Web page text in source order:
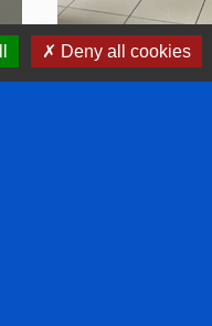
Deny all cookies